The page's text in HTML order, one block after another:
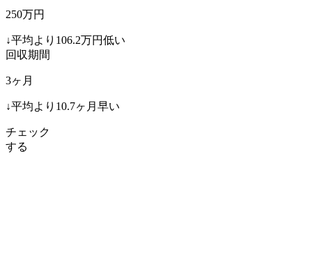
250万円
↓平均より 106.2万円低い
回収期間
3ヶ月
↓平均より 10.7ヶ月早い
チェック
する